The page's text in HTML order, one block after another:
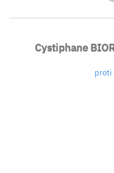
Cystiphane
proti